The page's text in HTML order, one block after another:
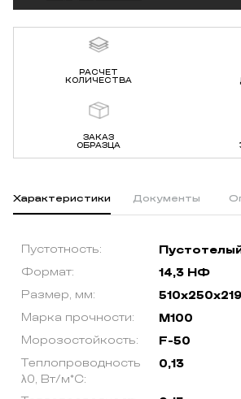
РАСЧЕТ
КОЛИЧЕСТВА
ЗАКАЗ
ОБРАЗЦА
Характеристики Документы
Пустотность:
Формат: 14,3 НФ
Размер, мм: 510х250х219
Марка прочности: M100
Морозостойкость: F-50
Теплопроводность
λ0, Вт/м*С:
0,13